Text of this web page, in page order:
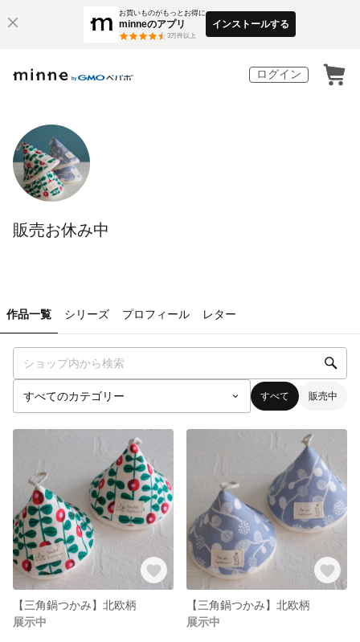
お買いものがもっとお得に
minneのアプリ
3万件以上
インストールする
ログイン
販売お休み中
作品一覧 シリーズ プロフィール レター
すべて 販売中
【三角鍋つかみ】北欧柄
展示中
【三角鍋つかみ】北欧柄
展示中